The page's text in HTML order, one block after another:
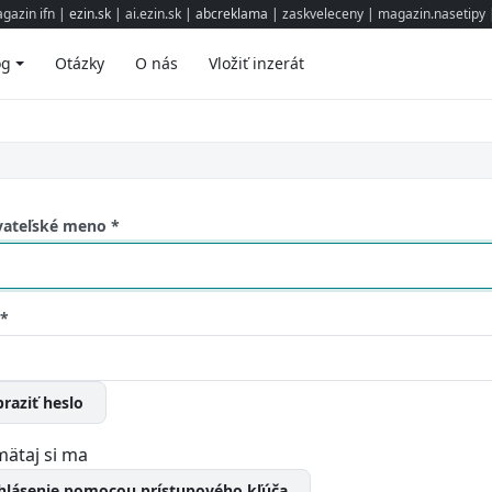
ifn | ezin.sk | ai.ezin.sk | abcreklama | zaskveleceny | magazin.nasetipy
Otázky O nás Vložiť inzerát
meno *
heslo
si ma